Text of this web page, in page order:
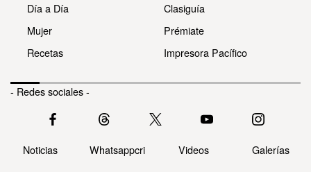
Día a Día
Mujer
Recetas
Clasiguía
Prémiate
Impresora Pacífico
- Redes sociales -
Noticias Whatsappcri Videos Galerías